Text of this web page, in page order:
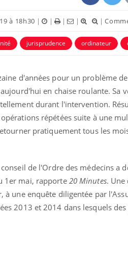
à 18h30 | | | | |
jurisprudence ordinateur
d'années pour un problème
en chaise roulante. Sa
durant l'intervention.
répétées suite à une
pratiquement tous les
de l'Ordre des médecins a
1er mai, rapporte 20 Minutes. Une
à une enquête diligentée par
2013 et 2014 dans lesquels
dengue,
de la
GLP-1
: ce qui
prise en
La
elle
jours